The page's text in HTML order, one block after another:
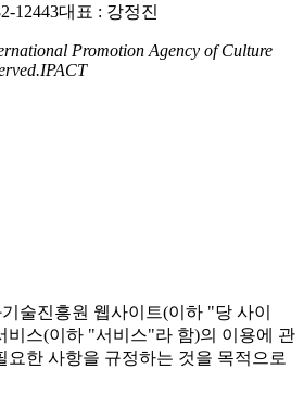
12443대표 : 강정진
Promotion Agency of Culture
IPACT
술진흥원 웹사이트(이하 "당 사이
비스(이하 "서비스"라 함)의 이용에 관
요한 사항을 규정하는 것을 목적으로